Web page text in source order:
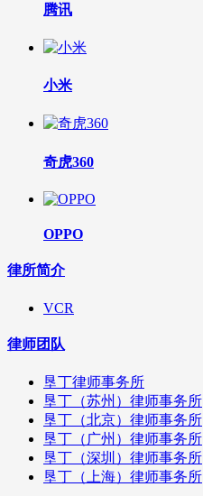
腾讯
小米
奇虎360
OPPO
律所简介
VCR
律师团队
垦丁律师事务所
垦丁（苏州）律师事务所
垦丁（北京）律师事务所
垦丁（广州）律师事务所
垦丁（深圳）律师事务所
垦丁（上海）律师事务所